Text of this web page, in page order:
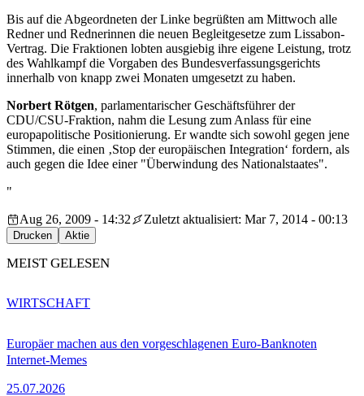
Bis auf die Abgeordneten der Linke begrüßten am Mittwoch alle
Redner und Rednerinnen die neuen Begleitgesetze zum Lissabon-
Vertrag. Die Fraktionen lobten ausgiebig ihre eigene Leistung, trotz
des Wahlkampf die Vorgaben des Bundesverfassungsgerichts
innerhalb von knapp zwei Monaten umgesetzt zu haben.
Norbert Rötgen, parlamentarischer Geschäftsführer der
CDU/CSU-Fraktion, nahm die Lesung zum Anlass für eine
europapolitische Positionierung. Er wandte sich sowohl gegen jene
Stimmen, die einen ‚Stop der europäischen Integration‘ fordern, als
auch gegen die Idee einer "Überwindung des Nationalstaates".
"
Aug 26, 2009 - 14:32
Zuletzt aktualisiert: Mar 7, 2014 - 00:13
Drucken Aktie
MEIST GELESEN
Europäer machen aus den vorgeschlagenen Euro-Banknoten
Internet-Memes
25.07.2026
WIRTSCHAFT